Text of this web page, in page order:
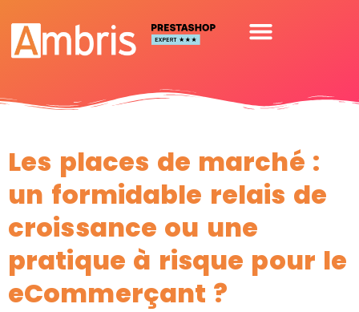
Les places de marché :
un formidable relais de
croissance ou une
pratique à risque pour le
eCommerçant ?